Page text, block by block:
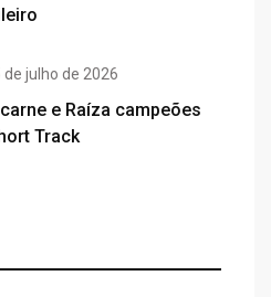
de julho de 2026
e Raíza campeões
Track